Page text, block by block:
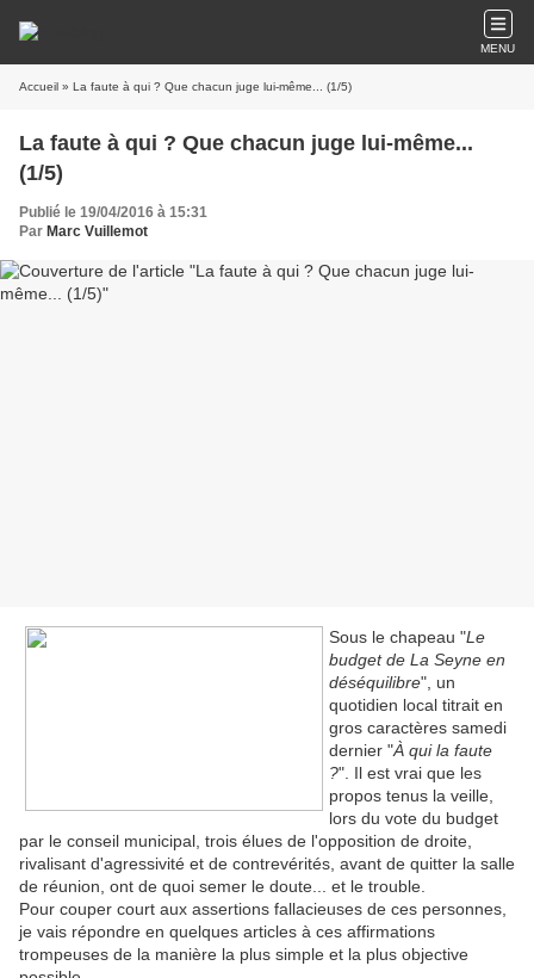
MENU
Accueil » La faute à qui ? Que chacun juge lui-même... (1/5)
La faute à qui ? Que chacun juge lui-même...
(1/5)
Publié le 19/04/2016 à 15:31
Par Marc Vuillemot
Sous le chapeau "Le
budget de La Seyne en
déséquilibre", un
quotidien local titrait en
gros caractères samedi
dernier "À qui la faute
?". Il est vrai que les
propos tenus la veille,
lors du vote du budget
par le conseil municipal, trois élues de l'opposition de droite,
rivalisant d'agressivité et de contrevérités, avant de quitter la salle
de réunion, ont de quoi semer le doute... et le trouble.
Pour couper court aux assertions fallacieuses de ces personnes,
je vais répondre en quelques articles à ces affirmations
trompeuses de la manière la plus simple et la plus objective